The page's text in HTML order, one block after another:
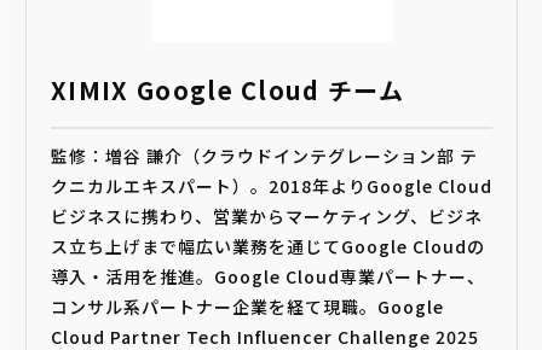
XIMIX Google Cloud チーム
監修：増谷 謙介（クラウドインテグレーション部 テ
クニカルエキスパート）。2018年よりGoogle Cloud
ビジネスに携わり、営業からマーケティング、ビジネ
ス立ち上げまで幅広い業務を通じてGoogle Cloudの
導入・活用を推進。Google Cloud専業パートナー、
コンサル系パートナー企業を経て現職。Google
Cloud Partner Tech Influencer Challenge 2025